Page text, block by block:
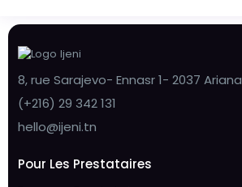
8, rue Sarajevo- Ennasr 1- 2037 Ariana
(+216) 29 342 131
hello@ijeni.tn
Pour Les Prestataires